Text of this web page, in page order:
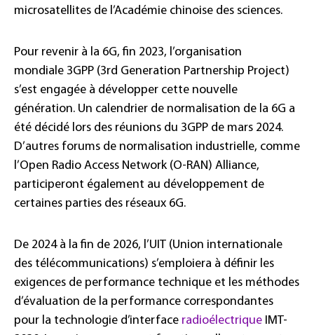
microsatellites de l’Académie chinoise des sciences.
Pour revenir à la 6G, fin 2023, l’organisation
mondiale 3GPP (3rd Generation Partnership Project)
s’est engagée à développer cette nouvelle
génération. Un calendrier de normalisation de la 6G a
été décidé lors des réunions du 3GPP de mars 2024.
D’autres forums de normalisation industrielle, comme
l’Open Radio Access Network (O-RAN) Alliance,
participeront également au développement de
certaines parties des réseaux 6G.
De 2024 à la fin de 2026, l’UIT (Union internationale
des télécommunications) s’emploiera à définir les
exigences de performance technique et les méthodes
d’évaluation de la performance correspondantes
pour la technologie d’interface radioélectrique IMT-